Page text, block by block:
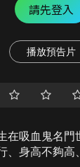
請先登入
播放預告片
在吸血鬼名門
、身高不夠高